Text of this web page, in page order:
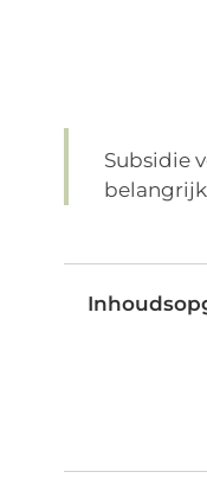
Subsidie
belangrijk